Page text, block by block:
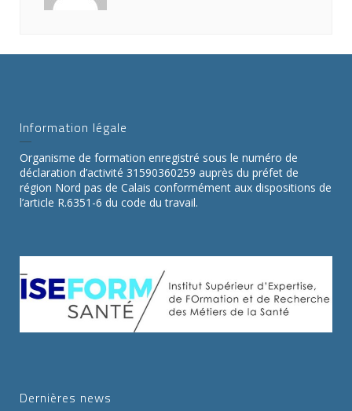
Information légale
Organisme de formation enregistré sous le numéro de
déclaration d’activité 31590360259 auprès du préfet de
région Nord pas de Calais conformément aux dispositions de
l’article R.6351-6 du code du travail.
Dernières news